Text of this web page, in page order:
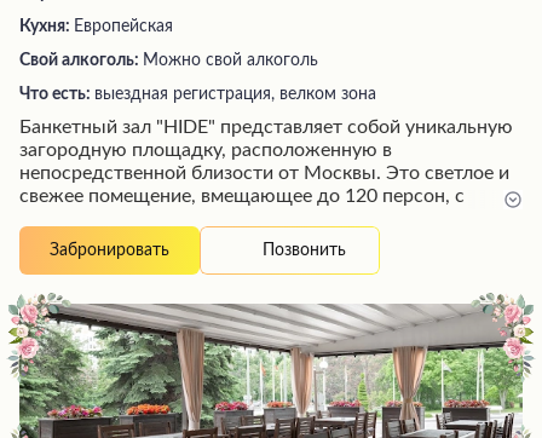
Кухня: Европейская
Свой алкоголь: Можно свой алкоголь
Что есть: выездная регистрация, велком зона
Банкетный зал "HIDE" представляет собой уникальную
загородную площадку, расположенную в
непосредственной близости от Москвы. Это светлое и
свежее помещение, вмещающее до 120 персон, с
установки сцены для выступлений артистов и шоу-
программ. Территория комплекса отличается большой
также наличием бесплатной парковки. Высокий
уровень обслуживания и кейтеринга от площадки
обеспечивает незабываемые гастрономические
впечатления, особенно в летнее время. Персонал одет в
едином стиле, создавая атмосферу профессионализма.
Заведение рекомендуется для проведения
Забронировать Позвонить